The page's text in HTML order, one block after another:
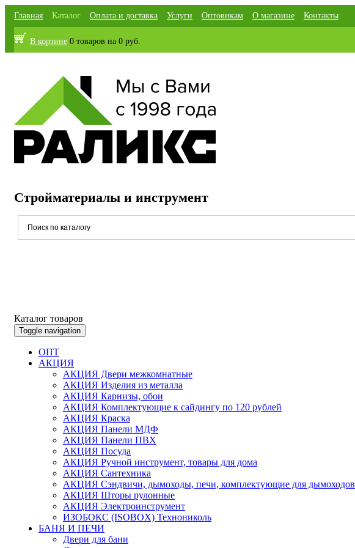
Главная Каталог Оплата и доставка Услуги Оптовикам О магазине Контакты
В корзине 0 товаров на 0 руб.
Стройматериалы и инструмент
Каталог товаров
Toggle navigation
ОПТ
АКЦИЯ
АКЦИЯ Двери межкомнатные
АКЦИЯ Изделия из металла
АКЦИЯ Карнизы, обои
АКЦИЯ Комплектующие к сайдингу по 120 рублей
АКЦИЯ Краска
АКЦИЯ Панели МДФ
АКЦИЯ Панели ПВХ
АКЦИЯ Посуда
АКЦИЯ Ручной инструмент, товары для дома
АКЦИЯ Сантехника
АКЦИЯ Сэндвичи, дымоходы, печи, комплектующие для дымоходов
АКЦИЯ Шторы рулонные
АКЦИЯ Электроинструмент
ИЗОБОКС (ISOBOX) Технониколь
БАНЯ И ПЕЧИ
Двери для бани